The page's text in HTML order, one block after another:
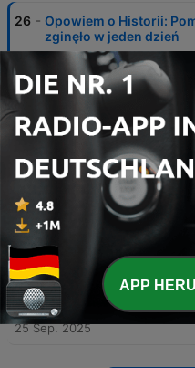
26 - Opowiem o Historii:
zginęło w jeden dzień
17 Jan. 2026
25 - Templariusze: zakon,
10 Jan. 2026
Jak Czechy przetrwały
kilka
23 - Troja Odkopana:
Pod Ziemią Przez
28 Sep. 2025
22 - Opowiem o Historii:
Przeszłości!
25 Sep. 2025
APP